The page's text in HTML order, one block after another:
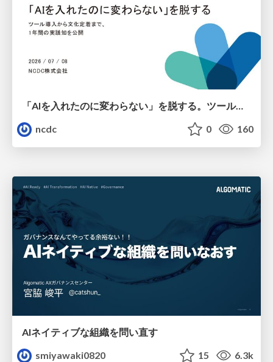
「AIを入れたのに変わらない」を脱する。ツール導入から文化定着まで、1年間の実践知を公開
ncdc
0 160
AIネイティブな組織を問い直す
smiyawaki0820
15 6.3k